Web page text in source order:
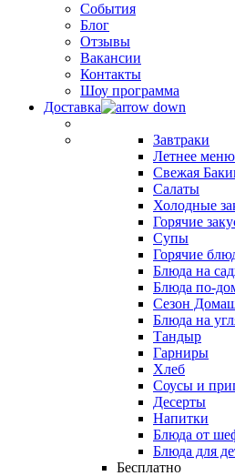
События
Блог
Отзывы
Вакансии
Контакты
Шоу программа
Доставка
Завтраки
Летнее меню
Свежая
Салаты
Холодные
Горячие
Супы
Горячие
Блюда на
Блюда по-
Сезон
Блюда на
Тандыр
Гарниры
Хлеб
Соусы и
Десерты
Напитки
Блюда от
Блюда для
Бесплатно